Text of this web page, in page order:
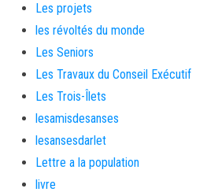
Les projets
les révoltés du monde
Les Seniors
Les Travaux du Conseil Exécutif
Les Trois-Îlets
lesamisdesanses
lesansesdarlet
Lettre a la population
livre